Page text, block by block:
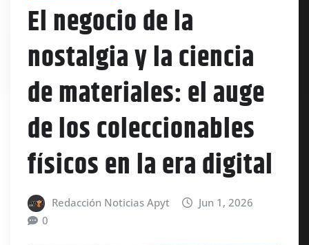
El negocio de la
nostalgia y la ciencia
de materiales: el auge
de los coleccionables
físicos en la era digital
Redacción Noticias Apyt
Jun 1, 2026
0